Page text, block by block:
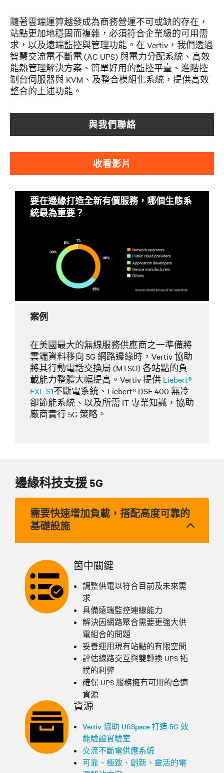
隨著雲端運算越發成為商務營運不可或缺的存在，
站點更加地穩固而複雜，必須符合企業級的可用需
求，以及遠端監控與管理功能。在 Vertiv，我們透過
智慧交流電不斷電 (AC UPS) 與電力分配系統、高效
能熱管理解決方案、簡單好用的監控平臺、進階控
制台伺服器與 KVM、及整合模組化系統，提供高效
整合的上述功能。
與我們聯絡
收看影片
要在邊緣打造全新有價服務，哪個生態系
統最為重要？
案例
在美國最大的無線服務供應商之一準備將
雲端資料移向 5G 網路邊緣時，Vertiv 協助
將其行動電話交換局 (MTSO) 各站點的負
載能力整體大幅提高。Vertiv 提供 Liebert®
EXL S1不斷電系統、Liebert® DSE 400 無冷
卻節能系統、以及所需 IT 專業知識，協助
廠商實行 5G 策略。
邊緣科技支援 5G
需要快速增加負載，搭配高度可靠的
基礎設施
箇中關鍵
調整供電以符合目前及未來需
求
具備遠端監控連線能力
解決因網路聚合需要更強大供
電組合的問題
妥善運用現有站點的有限空間
評估線路交互與雙轉換 UPS 拓
撲的利弊
確保 UPS 服務擁有可用的合適
資源
資源
Vertiv 協助 UfiSpace 打造 5G 效
能驗證實驗室
交流不斷電供應系統
可靠、極致、創新、靈活的電